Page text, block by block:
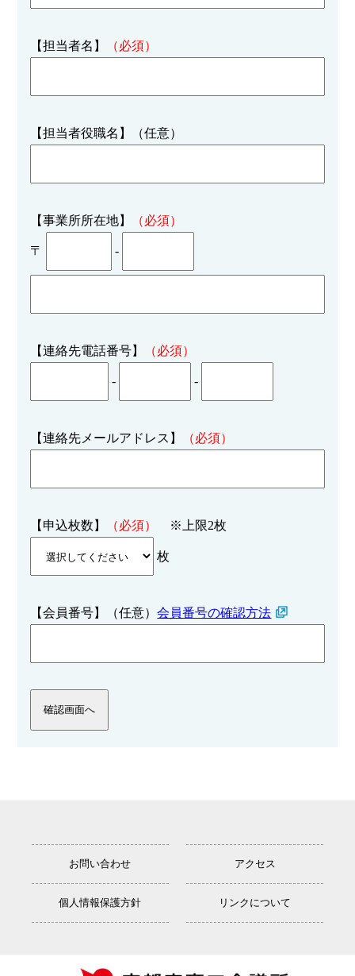
【担当者名】 （必須）
【担当者役職名】（任意）
【事業所所在地】 （必須）
〒 -
【連絡先電話番号】 （必須）
- -
【連絡先メールアドレス】 （必須）
【申込枚数】 （必須） ※上限2枚
枚
【会員番号】（任意）会員番号の確認方法
お問い合わせ アクセス
個人情報保護方針 リンクについて